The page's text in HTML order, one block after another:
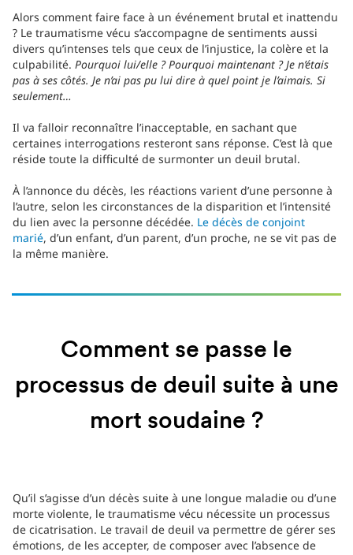
Alors comment faire face à un événement brutal et inattendu
? Le traumatisme vécu s’accompagne de sentiments aussi
divers qu’intenses tels que ceux de l’injustice, la colère et la
culpabilité. Pourquoi lui/elle ? Pourquoi maintenant ? Je n’étais
pas à ses côtés. Je n’ai pas pu lui dire à quel point je l’aimais. Si
seulement…
Il va falloir reconnaître l’inacceptable, en sachant que
certaines interrogations resteront sans réponse. C’est là que
réside toute la difficulté de surmonter un deuil brutal.
À l’annonce du décès, les réactions varient d’une personne à
l’autre, selon les circonstances de la disparition et l’intensité
du lien avec la personne décédée. Le décès de conjoint
marié, d’un enfant, d’un parent, d’un proche, ne se vit pas de
la même manière.
Comment se passe le
processus de deuil suite à une
mort soudaine ?
Qu’il s’agisse d’un décès suite à une longue maladie ou d’une
morte violente, le traumatisme vécu nécessite un processus
de cicatrisation. Le travail de deuil va permettre de gérer ses
émotions, de les accepter, de composer avec l’absence de